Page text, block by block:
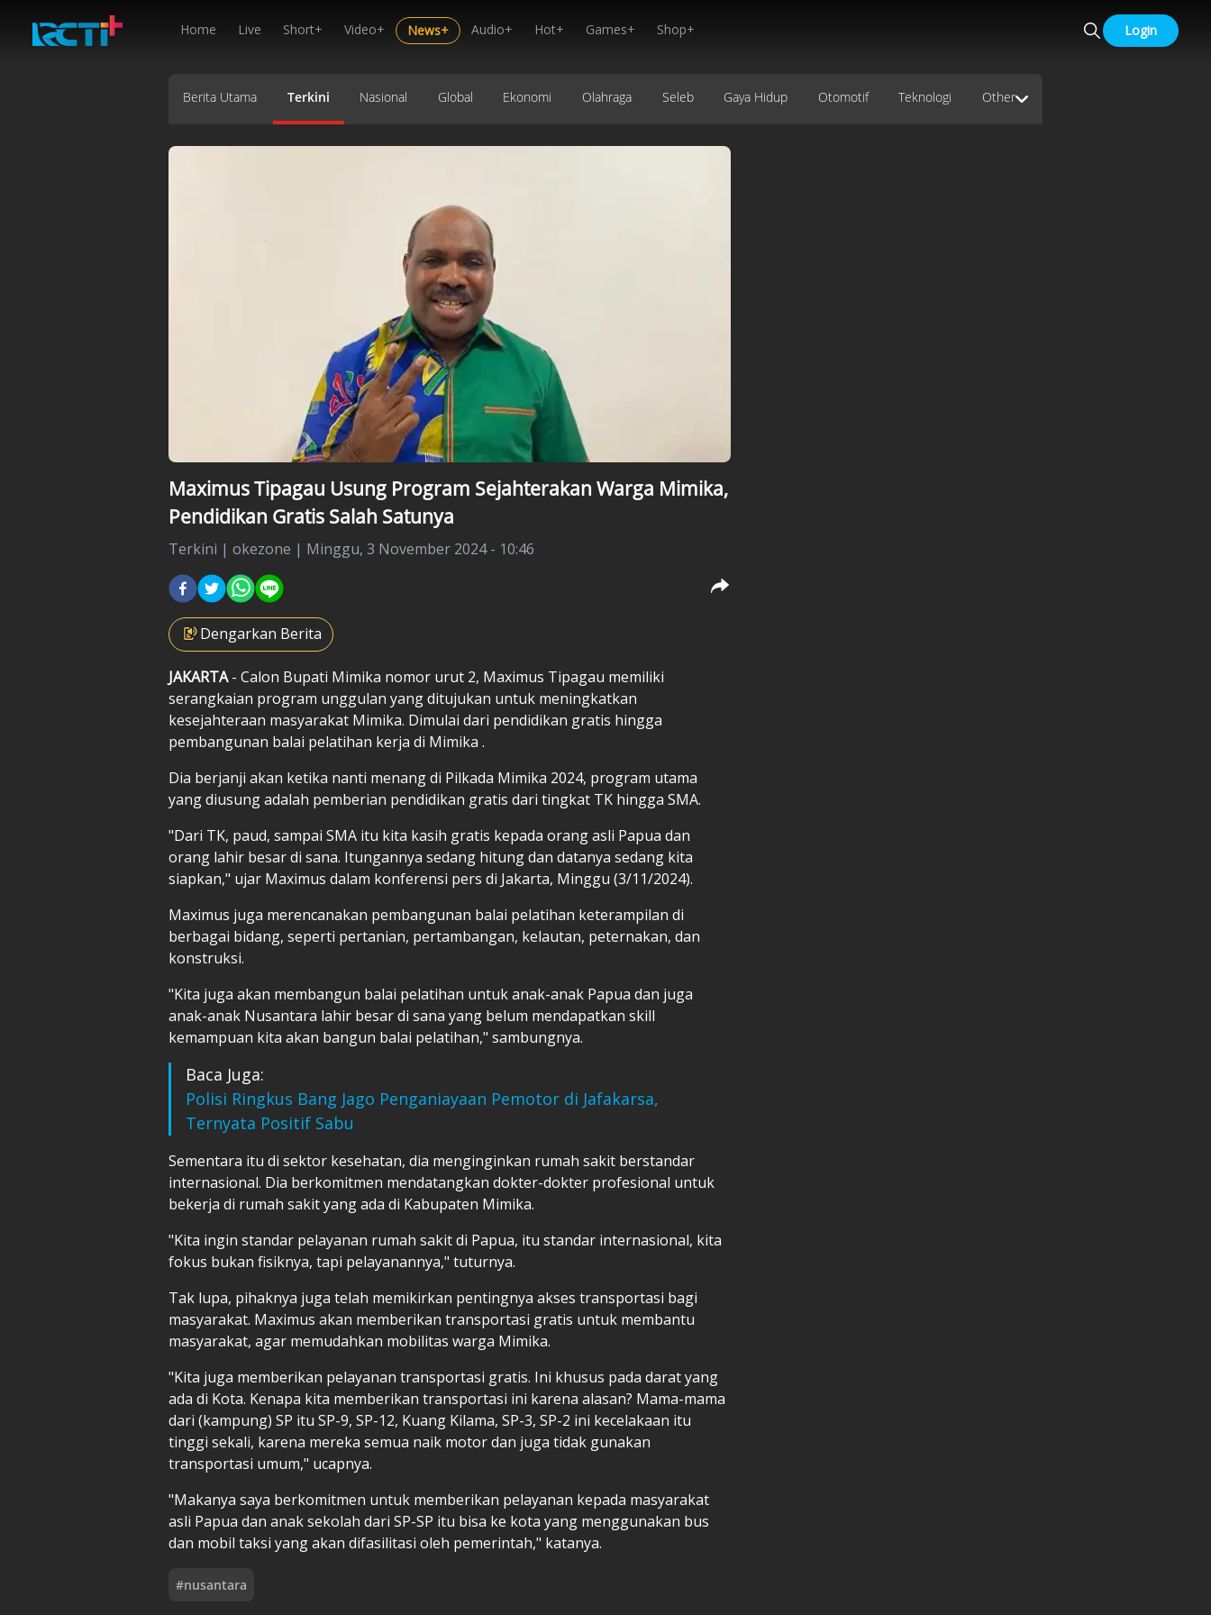
Home Live Short+ Video+ News+ Audio+ Hot+ Games+ Shop+ Login
Berita Utama Terkini Nasional Global Ekonomi Olahraga Seleb Gaya Hidup Otomotif Teknologi Other
Maximus Tipagau Usung Program Sejahterakan Warga Mimika,
Pendidikan Gratis Salah Satunya
Terkini | okezone | Minggu, 3 November 2024 - 10:46
Dengarkan Berita
JAKARTA- Calon Bupati Mimika nomor urut 2, Maximus Tipagau memiliki
serangkaian program unggulan yang ditujukan untuk meningkatkan
kesejahteraan masyarakat Mimika. Dimulai dari pendidikan gratis hingga
pembangunan balai pelatihan kerja di Mimika .
Dia berjanji akan ketika nanti menang di Pilkada Mimika 2024, program utama
yang diusung adalah pemberian pendidikan gratis dari tingkat TK hingga SMA.
"Dari TK, paud, sampai SMA itu kita kasih gratis kepada orang asli Papua dan
orang lahir besar di sana. Itungannya sedang hitung dan datanya sedang kita
siapkan," ujar Maximus dalam konferensi pers di Jakarta, Minggu (3/11/2024).
Maximus juga merencanakan pembangunan balai pelatihan keterampilan di
berbagai bidang, seperti pertanian, pertambangan, kelautan, peternakan, dan
konstruksi.
"Kita juga akan membangun balai pelatihan untuk anak-anak Papua dan juga
anak-anak Nusantara lahir besar di sana yang belum mendapatkan skill
kemampuan kita akan bangun balai pelatihan," sambungnya.
Baca Juga:
Polisi Ringkus Bang Jago Penganiayaan Pemotor di Jafakarsa,
Ternyata Positif Sabu
Sementara itu di sektor kesehatan, dia menginginkan rumah sakit berstandar
internasional. Dia berkomitmen mendatangkan dokter-dokter profesional untuk
bekerja di rumah sakit yang ada di Kabupaten Mimika.
"Kita ingin standar pelayanan rumah sakit di Papua, itu standar internasional, kita
fokus bukan fisiknya, tapi pelayanannya," tuturnya.
Tak lupa, pihaknya juga telah memikirkan pentingnya akses transportasi bagi
masyarakat. Maximus akan memberikan transportasi gratis untuk membantu
masyarakat, agar memudahkan mobilitas warga Mimika.
"Kita juga memberikan pelayanan transportasi gratis. Ini khusus pada darat yang
ada di Kota. Kenapa kita memberikan transportasi ini karena alasan? Mama-mama
dari (kampung) SP itu SP-9, SP-12, Kuang Kilama, SP-3, SP-2 ini kecelakaan itu
tinggi sekali, karena mereka semua naik motor dan juga tidak gunakan
transportasi umum," ucapnya.
"Makanya saya berkomitmen untuk memberikan pelayanan kepada masyarakat
asli Papua dan anak sekolah dari SP-SP itu bisa ke kota yang menggunakan bus
dan mobil taksi yang akan difasilitasi oleh pemerintah," katanya.
#nusantara